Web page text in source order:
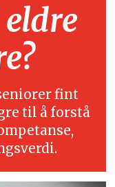
fint
til å forstå